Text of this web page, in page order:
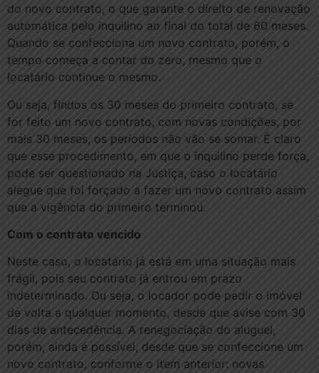
do novo contrato, o que garante o direito de renovação
automática pelo inquilino ao final do total de 60 meses.
Quando se confecciona um novo contrato, porém, o
tempo começa a contar do zero, mesmo que o
locatário continue o mesmo.
Ou seja, findos os 30 meses do primeiro contrato, se
for feito um novo contrato, com novas condições, por
mais 30 meses, os períodos não vão se somar. É claro
que esse procedimento, em que o inquilino perde força,
pode ser questionado na Justiça, caso o locatário
alegue que foi forçado a fazer um novo contrato assim
que a vigência do primeiro terminou.
Com o contrato vencido
Neste caso, o locatário já está em uma situação mais
frágil, pois seu contrato já entrou em prazo
indeterminado. Ou seja, o locador pode pedir o imóvel
de volta a qualquer momento, desde que avise com 30
dias de antecedência. A renegociação do aluguel,
porém, ainda é possível, desde que se confeccione um
novo contrato, conforme o item anterior: novas